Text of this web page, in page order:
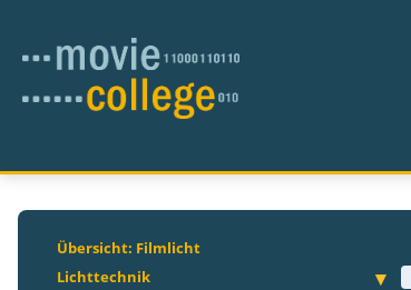
Übersicht: Filmlicht
Lichttechnik